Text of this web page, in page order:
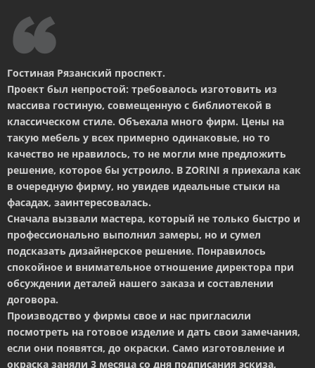
Гостиная Рязанский проспект.
Проект был непростой: требовалось изготовить из
массива гостиную, совмещенную с библиотекой в
классическом стиле. Объехала много фирм. Цены на
такую мебель у всех примерно одинаковые, но то
качество не нравилось, то не могли мне предложить
решение, которое бы устроило. В ZORINI я приехала как
в очередную фирму, но увидев идеальные стыки на
фасадах, заинтересовалась.
Сначала вызвали мастера, который не только быстро и
профессионально выполнил замеры, но и сумел
подсказать дизайнерское решение. Понравилось
спокойное и внимательное отношение директора при
обсуждении деталей нашего заказа и составлении
договора.
Производство у фирмы свое и нас пригласили
посмотреть на готовое изделие и дать свои замечания,
если они появятся, до окраски. Само изготовление и
окраска заняли 3 месяца со дня подписания эскиза,